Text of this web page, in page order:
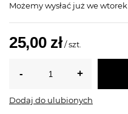
Możemy wysłać już we wtorek
25,00 zł /szt.
Dodaj do ulubionych